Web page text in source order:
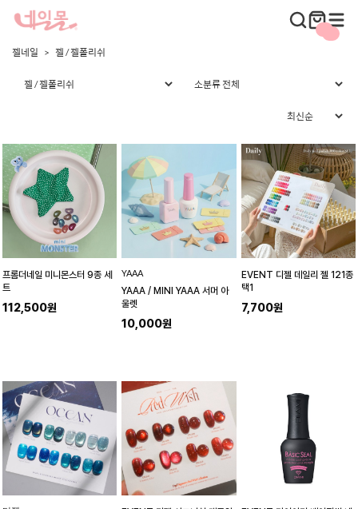
젤네일 젤 / 젤폴리쉬
프롬더네일 미니몬스터 9종 세
트
112,500원
YAAA
YAAA / MINI YAAA 서머 아
울렛
10,000원
EVENT 디젤 데일리 젤 121종
택1
7,700원